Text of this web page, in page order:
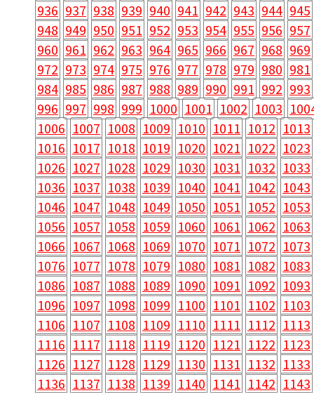
936 937 938 939 940 941 942 943 944 945
948 949 950 951 952 953 954 955 956 957
960 961 962 963 964 965 966 967 968 969
972 973 974 975 976 977 978 979 980 981
984 985 986 987 988 989 990 991 992 993
996 997 998 999 1000 1001 1002 1003
1006 1007 1008 1009 1010 1011 1012 1013
1016 1017 1018 1019 1020 1021 1022 1023
1026 1027 1028 1029 1030 1031 1032 1033
1036 1037 1038 1039 1040 1041 1042 1043
1046 1047 1048 1049 1050 1051 1052 1053
1056 1057 1058 1059 1060 1061 1062 1063
1066 1067 1068 1069 1070 1071 1072 1073
1076 1077 1078 1079 1080 1081 1082 1083
1086 1087 1088 1089 1090 1091 1092 1093
1096 1097 1098 1099 1100 1101 1102 1103
1106 1107 1108 1109 1110 1111 1112 1113
1116 1117 1118 1119 1120 1121 1122 1123
1126 1127 1128 1129 1130 1131 1132 1133
1136 1137 1138 1139 1140 1141 1142 1143